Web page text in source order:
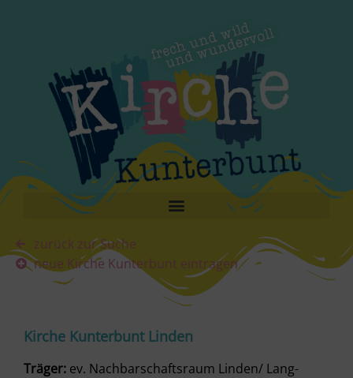
zurück zur Suche
neue Kirche Kunterbunt eintragen
Kirche Kunterbunt Linden
Träger: ev. Nachbarschaftsraum Linden/ Lang-